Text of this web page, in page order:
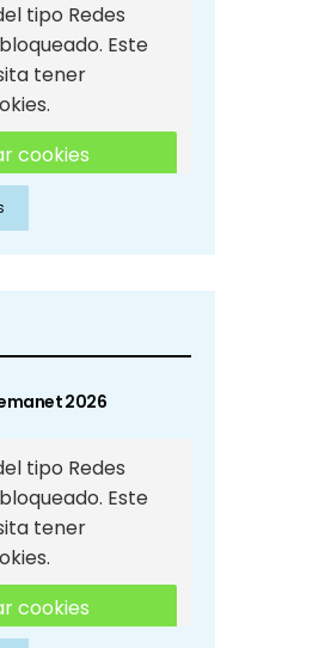
tipo Redes
Este
tener
cookies
de Redes
2026
tipo Redes
Este
tener
cookies